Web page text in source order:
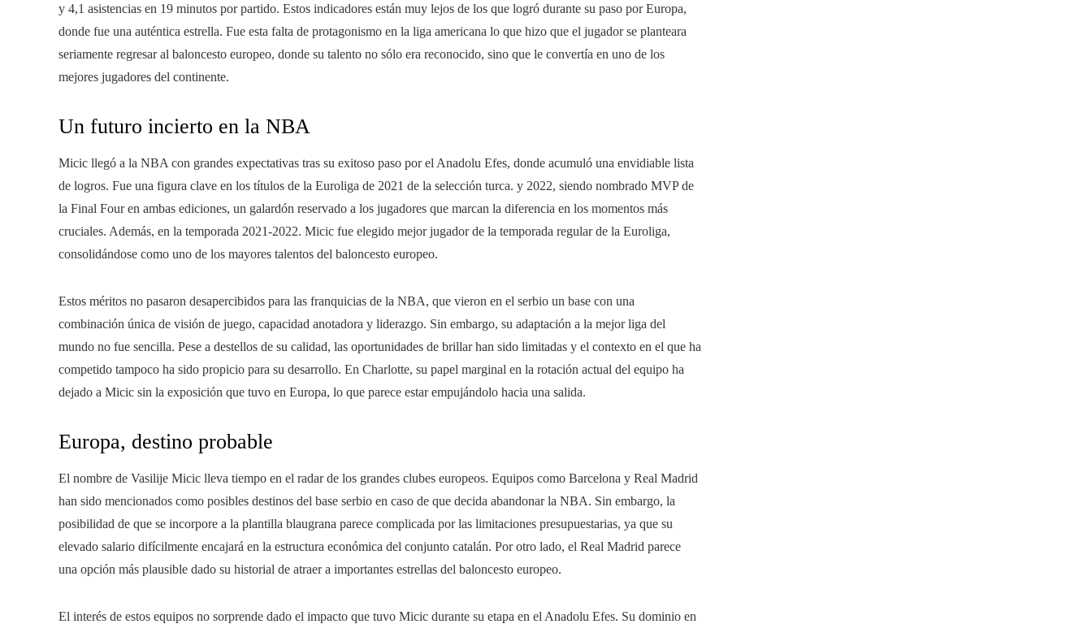
y 4,1 asistencias en 19 minutos por partido. Estos indicadores están muy lejos de los que logró durante su paso por Europa,
donde fue una auténtica estrella. Fue esta falta de protagonismo en la liga americana lo que hizo que el jugador se planteara
seriamente regresar al baloncesto europeo, donde su talento no sólo era reconocido, sino que le convertía en uno de los
mejores jugadores del continente.
Un futuro incierto en la NBA
Micic llegó a la NBA con grandes expectativas tras su exitoso paso por el Anadolu Efes, donde acumuló una envidiable lista
de logros. Fue una figura clave en los títulos de la Euroliga de 2021 de la selección turca. y 2022, siendo nombrado MVP de
la Final Four en ambas ediciones, un galardón reservado a los jugadores que marcan la diferencia en los momentos más
cruciales. Además, en la temporada 2021-2022. Micic fue elegido mejor jugador de la temporada regular de la Euroliga,
consolidándose como uno de los mayores talentos del baloncesto europeo.
Estos méritos no pasaron desapercibidos para las franquicias de la NBA, que vieron en el serbio un base con una
combinación única de visión de juego, capacidad anotadora y liderazgo. Sin embargo, su adaptación a la mejor liga del
mundo no fue sencilla. Pese a destellos de su calidad, las oportunidades de brillar han sido limitadas y el contexto en el que ha
competido tampoco ha sido propicio para su desarrollo. En Charlotte, su papel marginal en la rotación actual del equipo ha
dejado a Micic sin la exposición que tuvo en Europa, lo que parece estar empujándolo hacia una salida.
Europa, destino probable
El nombre de Vasilije Micic lleva tiempo en el radar de los grandes clubes europeos. Equipos como Barcelona y Real Madrid
han sido mencionados como posibles destinos del base serbio en caso de que decida abandonar la NBA. Sin embargo, la
posibilidad de que se incorpore a la plantilla blaugrana parece complicada por las limitaciones presupuestarias, ya que su
elevado salario difícilmente encajará en la estructura económica del conjunto catalán. Por otro lado, el Real Madrid parece
una opción más plausible dado su historial de atraer a importantes estrellas del baloncesto europeo.
El interés de estos equipos no sorprende dado el impacto que tuvo Micic durante su etapa en el Anadolu Efes. Su dominio en